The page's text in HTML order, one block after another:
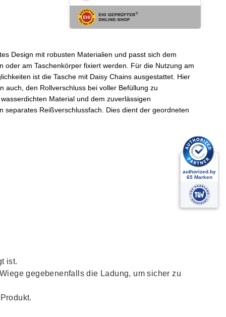
Design mit robusten Materialien und passt sich dem
am Taschenkörper fixiert werden. Für die Nutzung am
ist die Tasche mit Daisy Chains ausgestattet. Hier
auch, den Rollverschluss bei voller Befüllung zu
Material und dem zuverlässigen
separates Reißverschlussfach. Dies dient der geordneten
ist.
gegebenenfalls die Ladung, um sicher zu